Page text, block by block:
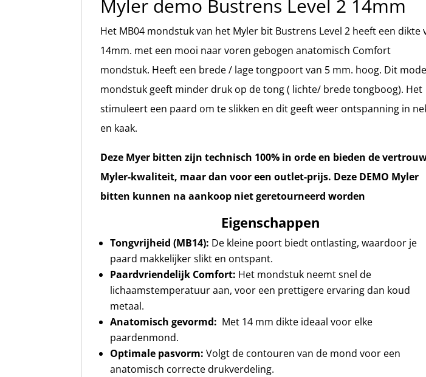
Myler demo Bustrens Level 2 14mm
Het MB04 mondstuk van het Myler bit Bustrens Level 2 heeft een dikte
14mm. met een mooi naar voren gebogen anatomisch Comfort
mondstuk. Heeft een brede / lage tongpoort van 5 mm. hoog. Dit
mondstuk geeft minder druk op de tong ( lichte/ brede tongboog). Het
stimuleert een paard om te slikken en dit geeft weer ontspanning in
en kaak.
Deze Myer bitten zijn technisch 100% in orde en bieden de
Myler-kwaliteit, maar dan voor een outlet-prijs. Deze DEMO Myler
bitten kunnen na aankoop niet geretourneerd worden
Eigenschappen
Tongvrijheid (MB14): De kleine poort biedt ontlasting, waardoor je
paard makkelijker slikt en ontspant.
Paardvriendelijk Comfort: Het mondstuk neemt snel de
lichaamstemperatuur aan, voor een prettigere ervaring dan koud
metaal.
Anatomisch gevormd: Met 14 mm dikte ideaal voor elke
paardenmond.
Optimale pasvorm:Volgt de contouren van de mond voor een
anatomisch correcte drukverdeling.